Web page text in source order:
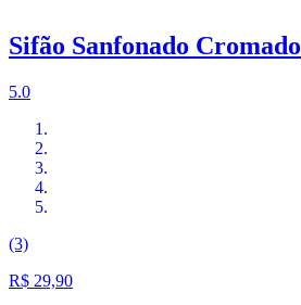
Sifão Sanfonado Cromado
5.0
(3)
R$ 29,90